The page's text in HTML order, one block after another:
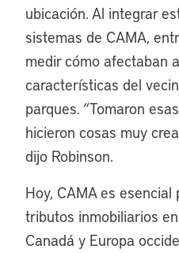
ubicación. Al integrar
sistemas de CAMA,
medir cómo afectaban
características del
parques. “Tomaron
hicieron cosas muy
dijo Robinson.
Hoy, CAMA es
tributos inmobiliarios
Canadá y Europa